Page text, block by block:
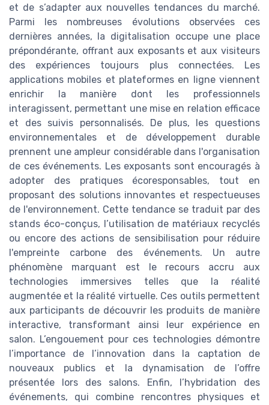
et de s’adapter aux nouvelles tendances du marché.
Parmi les nombreuses évolutions observées ces
dernières années, la digitalisation occupe une place
prépondérante, offrant aux exposants et aux visiteurs
des expériences toujours plus connectées. Les
applications mobiles et plateformes en ligne viennent
enrichir la manière dont les professionnels
interagissent, permettant une mise en relation efficace
et des suivis personnalisés. De plus, les questions
environnementales et de développement durable
prennent une ampleur considérable dans l'organisation
de ces événements. Les exposants sont encouragés à
adopter des pratiques écoresponsables, tout en
proposant des solutions innovantes et respectueuses
de l'environnement. Cette tendance se traduit par des
stands éco-conçus, l’utilisation de matériaux recyclés
ou encore des actions de sensibilisation pour réduire
l'empreinte carbone des événements. Un autre
phénomène marquant est le recours accru aux
technologies immersives telles que la réalité
augmentée et la réalité virtuelle. Ces outils permettent
aux participants de découvrir les produits de manière
interactive, transformant ainsi leur expérience en
salon. L’engouement pour ces technologies démontre
l’importance de l’innovation dans la captation de
nouveaux publics et la dynamisation de l’offre
présentée lors des salons. Enfin, l’hybridation des
événements, qui combine rencontres physiques et